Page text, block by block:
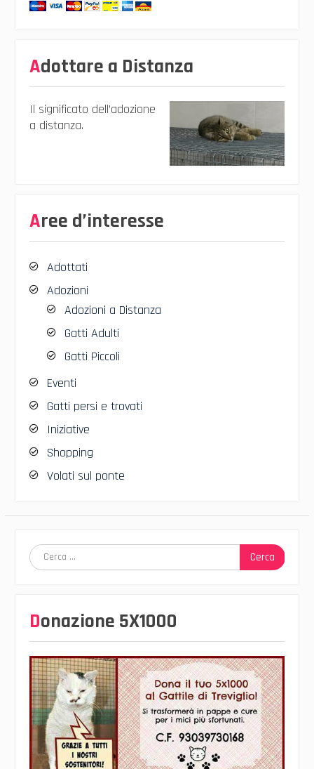
Adottare a Distanza
Il significato dell’adozione
a distanza.
Aree d’interesse
Adottati
Adozioni
Adozioni a Distanza
Gatti Adulti
Gatti Piccoli
Eventi
Gatti persi e trovati
Iniziative
Shopping
Volati sul ponte
Ricerca
per:
Donazione 5X1000